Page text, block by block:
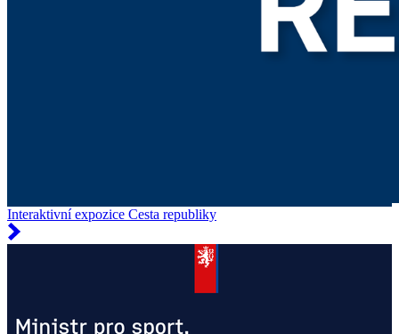
Interaktivní expozice Cesta republiky